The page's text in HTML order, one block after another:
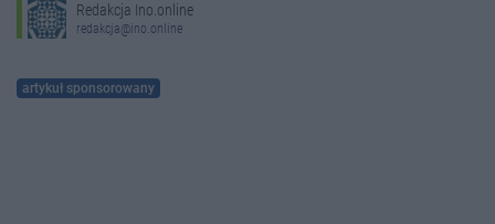
Redakcja Ino.online
redakcja@ino.online
artykuł sponsorowany